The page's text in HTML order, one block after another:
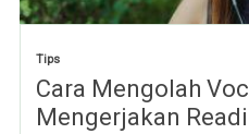
Tips
Cara Mengolah
Mengerjakan